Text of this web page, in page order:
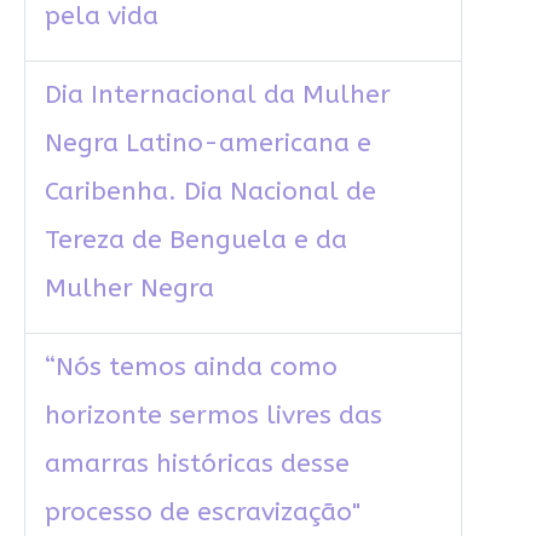
pela vida
Dia Internacional da Mulher
Negra Latino-americana e
Caribenha. Dia Nacional de
Tereza de Benguela e da
Mulher Negra
“Nós temos ainda como
horizonte sermos livres das
amarras históricas desse
processo de escravização"